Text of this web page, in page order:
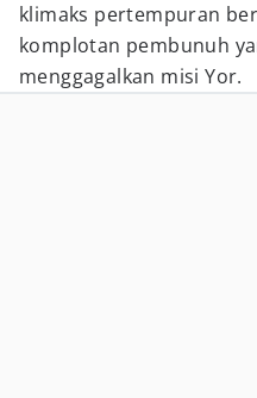
klimaks pertempuran
komplotan pembunuh
menggagalkan misi Yor.